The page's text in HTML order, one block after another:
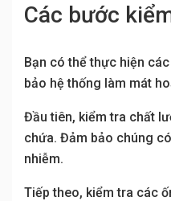
Các bước
Bạn có thể thực hiện
bảo hệ thống làm mát
Đầu tiên, kiểm tra chất
chứa. Đảm bảo chúng
nhiễm.
Tiếp theo, kiểm tra các